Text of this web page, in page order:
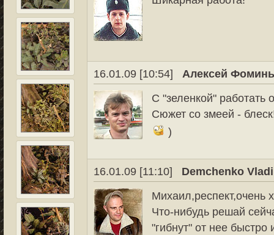
16.01.09 [10:54]
Алексей
С "зеленкой" работать
Сюжет со змеей -
)
16.01.09 [11:10]
Demchenko
Михаил,респект,очень
Что-нибудь решай
"гибнут" от нее быстро